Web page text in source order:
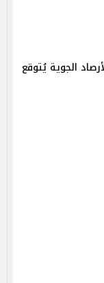
الجوية يُتوقع